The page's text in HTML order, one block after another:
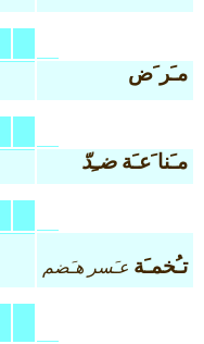
مـَر َض
مـَنا َعـَةضـِدّ
تـُخمـَة عـَسر هـَضم